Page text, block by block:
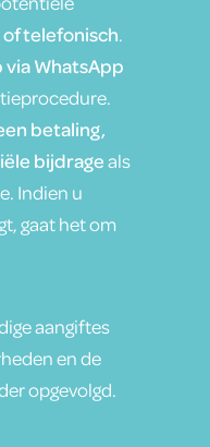
telefonisch.
WhatsApp
betaling,
bijdrageals
Indien u
gaat het om
aangiftes
en de
opgevolgd.